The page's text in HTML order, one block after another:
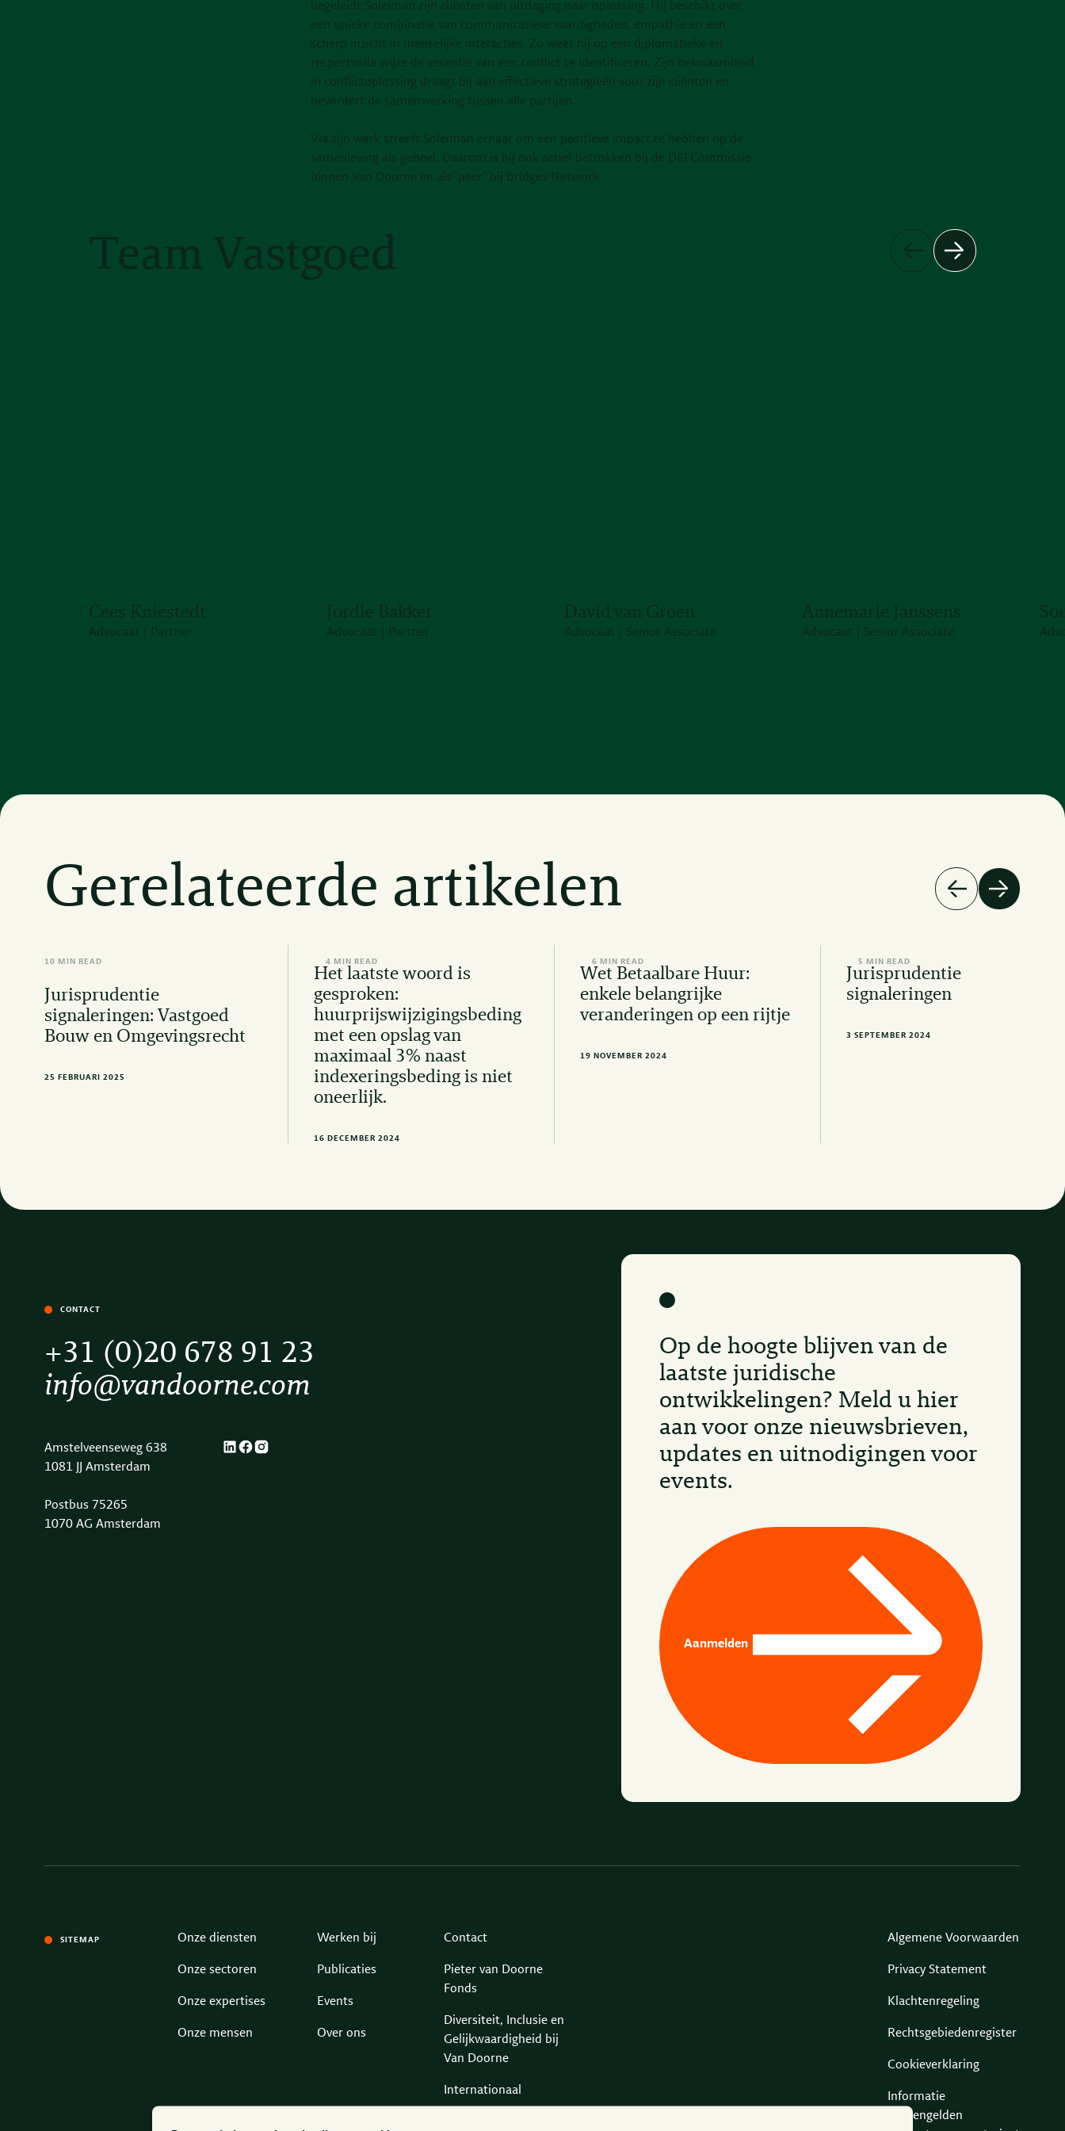
begeleidt Soleiman zijn cliënten van uitdaging naar oplossing. Hij beschikt over
een unieke combinatie van communicatieve vaardigheden, empathie en een
scherp inzicht in menselijke interacties. Zo weet hij op een diplomatieke en
respectvolle wijze de essentie van een conflict te identificeren. Zijn bekwaamheid
in conflictoplossing draagt bij aan effectieve strategieën voor zijn cliënten en
bevordert de samenwerking tussen alle partijen.
Via zijn werk streeft Soleiman ernaar om een positieve impact te hebben op de
samenleving als geheel. Daarom is hij ook actief betrokken bij de DEI Commissie
binnen Van Doorne en als ‘peer’ bij Bridges Network.
Team Vastgoed
Cees Kniestedt
Advocaat | Partner
Jordie Bakker
Advocaat | Partner
David van Groen
Advocaat | Senior Associate
Annemarie Janssens
Advocaat | Senior Associate
Gerelateerde artikelen
10 MIN READ
Jurisprudentie
signaleringen: Vastgoed
Bouw en Omgevingsrecht
25 FEBRUARI 2025
4 MIN READ
Het laatste woord is
gesproken:
huurprijswijzigingsbeding
met een opslag van
maximaal 3% naast
indexeringsbeding is niet
oneerlijk.
16 DECEMBER 2024
6 MIN READ
Wet Betaalbare Huur:
enkele belangrijke
veranderingen op een rijtje
19 NOVEMBER 2024
5 MIN READ
Jurisprudentie
signaleringen
3 SEPTEMBER 2024
CONTACT
+31 (0)20 678 91 23
info@vandoorne.com
Amstelveenseweg 638
1081 JJ Amsterdam
Postbus 75265
1070 AG Amsterdam
Op de hoogte blijven van de
laatste juridische
ontwikkelingen? Meld u hier
aan voor onze nieuwsbrieven,
updates en uitnodigingen voor
events.
Aanmelden
SITEMAP Onze diensten
Onze sectoren
Onze expertises
Onze mensen
Werken bij
Publicaties
Events
Over ons
Contact
Pieter van Doorne
Fonds
Diversiteit, Inclusie en
Gelijkwaardigheid bij
Van Doorne
Internationaal
Algemene Voorwaarden
Privacy Statement
Klachtenregeling
Rechtsgebiedenregister
Cookieverklaring
Informatie
derdengelden